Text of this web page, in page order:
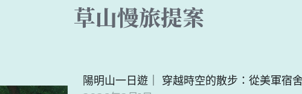
草山慢旅提案
陽明山一日遊｜ 穿越時空的散步：從美軍宿